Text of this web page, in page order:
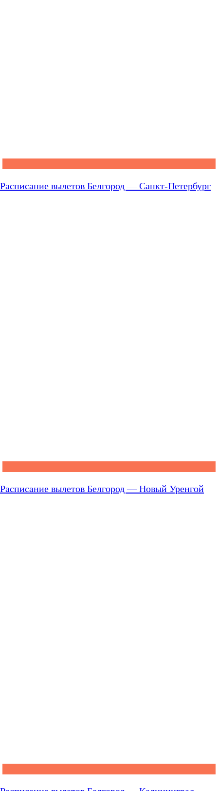
Расписание вылетов Белгород — Санкт-Петербург
Расписание вылетов Белгород — Новый Уренгой